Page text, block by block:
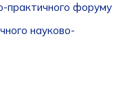
практичного форуму
науково-